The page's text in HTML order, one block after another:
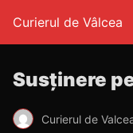
Curierul de Vâlcea
Susținere
Curierul de